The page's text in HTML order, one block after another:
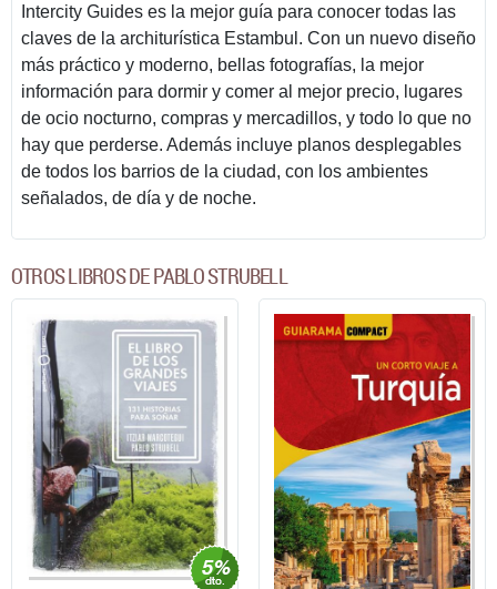
Intercity Guides es la mejor guía para conocer todas las
claves de la architurística Estambul. Con un nuevo diseño
más práctico y moderno, bellas fotografías, la mejor
información para dormir y comer al mejor precio, lugares
de ocio nocturno, compras y mercadillos, y todo lo que no
hay que perderse. Además incluye planos desplegables
de todos los barrios de la ciudad, con los ambientes
señalados, de día y de noche.
OTROS LIBROS DE PABLO STRUBELL